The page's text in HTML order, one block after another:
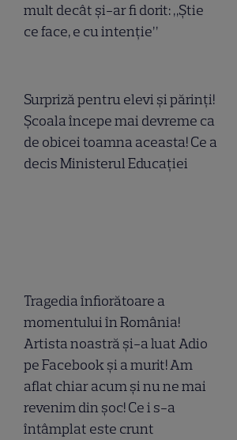
mult decât și-ar fi dorit: „Știe
ce face, e cu intenție”
Surpriză pentru elevi și părinți!
Școala începe mai devreme ca
de obicei toamna aceasta! Ce a
decis Ministerul Educației
Tragedia înfiorătoare a
momentului în România!
Artista noastră și-a luat Adio
pe Facebook și a murit! Am
aflat chiar acum și nu ne mai
revenim din șoc! Ce i s-a
întâmplat este crunt